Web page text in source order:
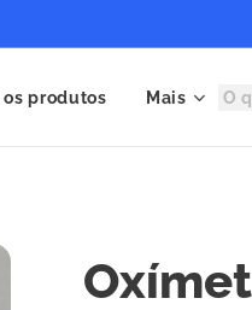
os produtos Mais